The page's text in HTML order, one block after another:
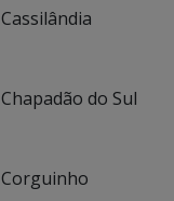
Cassilândia
Chapadão do Sul
Corguinho